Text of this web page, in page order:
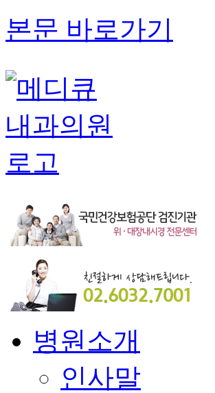
본문 바로가기
병원소개
인사말